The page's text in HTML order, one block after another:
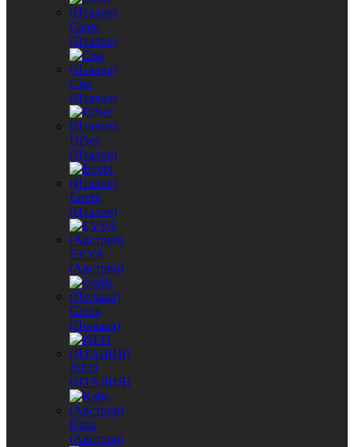
Came
(Италия)
Cisa
(Италия)
DiSec
(Италия)
Errebi
(Италия)
EVVA
(Австрия)
Gerda
(Польша)
ISEO
(ИТАЛИЯ)
Kaba
(Австрия)